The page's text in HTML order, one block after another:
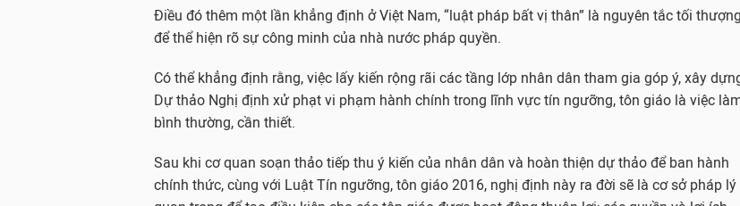
Điều đó thêm một lần khẳng định ở Việt Nam, “luật pháp bất vị thân” là nguyên tắc tối thượng
để thể hiện rõ sự công minh của nhà nước pháp quyền.
Có thể khẳng định rằng, việc lấy kiến rộng rãi các tầng lớp nhân dân tham gia góp ý, xây
Dự thảo Nghị định xử phạt vi phạm hành chính trong lĩnh vực tín ngưỡng, tôn giáo là việc
bình thường, cần thiết.
Sau khi cơ quan soạn thảo tiếp thu ý kiến của nhân dân và hoàn thiện dự thảo để ban hành
chính thức, cùng với Luật Tín ngưỡng, tôn giáo 2016, nghị định này ra đời sẽ là cơ sở pháp lý
ũ
g
h
ư
c
t
ũ
g
h
ư
c
t
ũ
g
h
ư
c
t